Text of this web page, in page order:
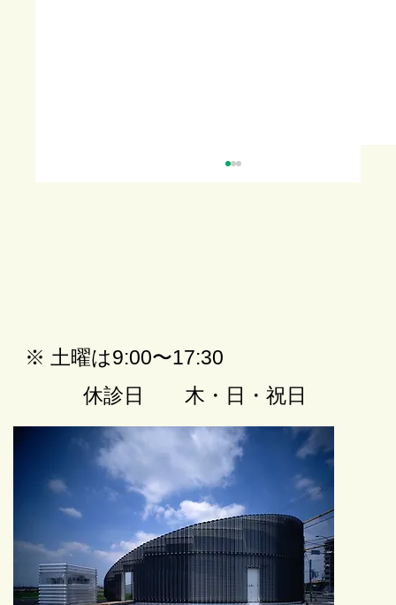
​※ 土曜は9:00〜17:30
​休診日
木・日・祝日